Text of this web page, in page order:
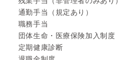
通勤手当（規定あり）
職務手当
団体生命・医療保険加入制度
定期健康診断